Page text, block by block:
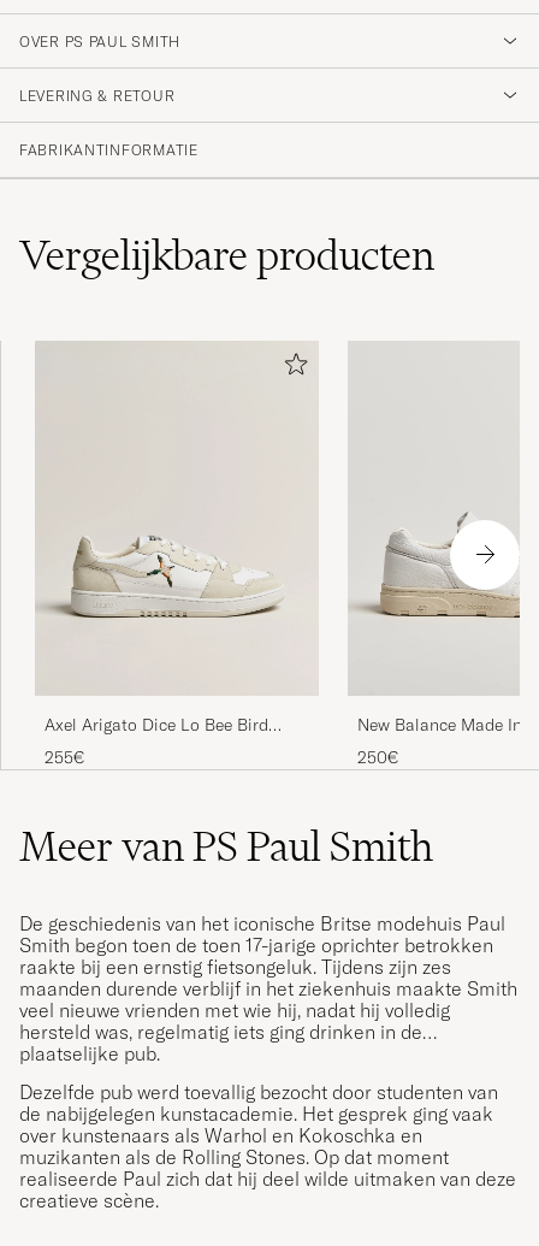
OVER PS PAUL SMITH
LEVERING & RETOUR
FABRIKANTINFORMATIE
Vergelijkbareproducten
Axel Arigato Dice Lo Bee Bird
Sneaker White/Off White
255€
New Balance Made In
Sneakers White Grain
250€
Meer van PS Paul Smith
De geschiedenis van het iconische Britse modehuis Paul
Smith begon toen de toen 17-jarige oprichter betrokken
raakte bij een ernstig fietsongeluk. Tijdens zijn zes
maanden durende verblijf in het ziekenhuis maakte Smith
veel nieuwe vrienden met wie hij, nadat hij volledig
hersteld was, regelmatig iets ging drinken in de
plaatselijke pub.
Dezelfde pub werd toevallig bezocht door studenten van
de nabijgelegen kunstacademie. Het gesprek ging vaak
over kunstenaars als Warhol en Kokoschka en
muzikanten als de Rolling Stones. Op dat moment
realiseerde Paul zich dat hij deel wilde uitmaken van deze
creatieve scène.